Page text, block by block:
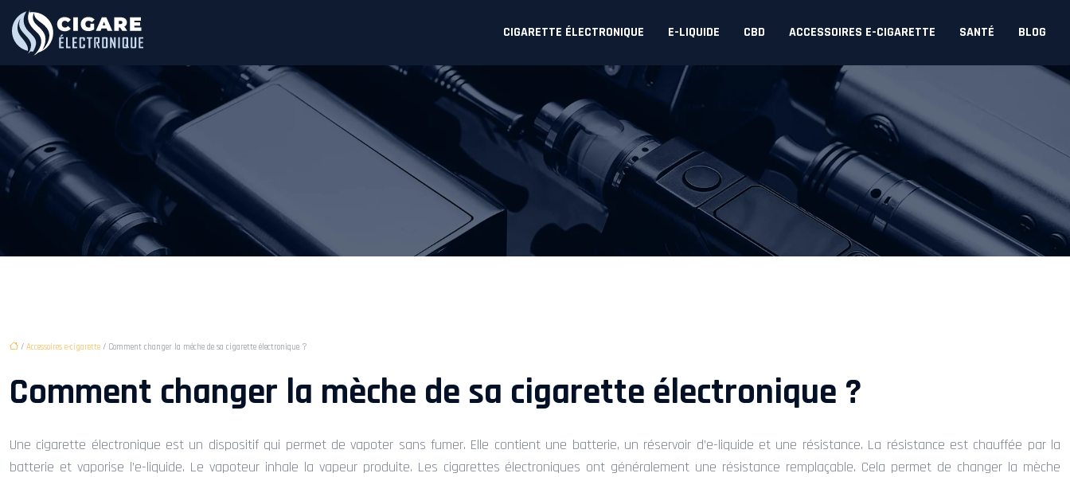
CIGARETTE ÉLECTRONIQUE E-LIQUIDE CBD ACCESSOIRES E-CIGARETTE SANTÉ BLOG
/ Accessoires e-cigarette / Comment changer la mèche de sa cigarette électronique ?
Comment changer la mèche de sa cigarette électronique ?
Une cigarette électronique est un dispositif qui permet de vapoter sans fumer. Elle contient une batterie, un réservoir d’e-liquide et une résistance. La résistance est chauffée par la
batterie et vaporise l’e-liquide. Le vapoteur inhale la vapeur produite. Les cigarettes électroniques ont généralement une résistance remplaçable. Cela permet de changer la mèche